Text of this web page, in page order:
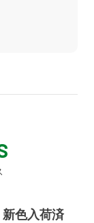
新色入荷済